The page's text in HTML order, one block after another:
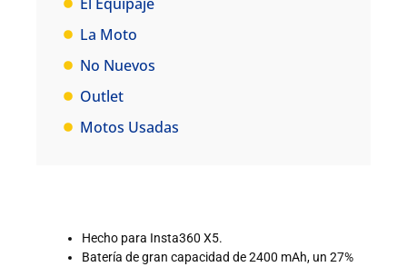
La Moto
No Nuevos
Outlet
Motos Usadas
Hecho para Insta360 X5.
Batería de gran capacidad de 2400 mAh, un 27%